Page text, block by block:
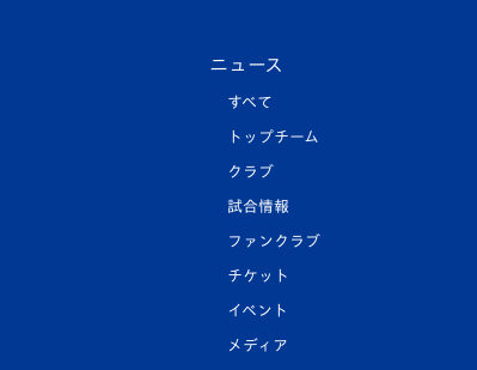
ニュース
すべて
トップチーム
クラブ
試合情報
ファンクラブ
チケット
イベント
メディア